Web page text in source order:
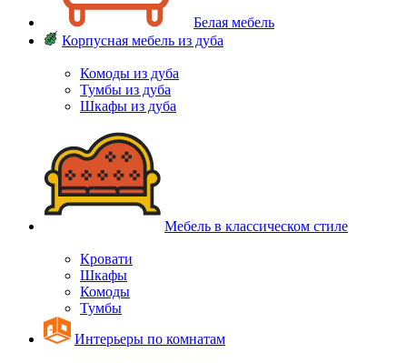
Белая мебель
Корпусная мебель из дуба
Комоды из дуба
Тумбы из дуба
Шкафы из дуба
Мебель в классическом стиле
Кровати
Шкафы
Комоды
Тумбы
Интерьеры по комнатам